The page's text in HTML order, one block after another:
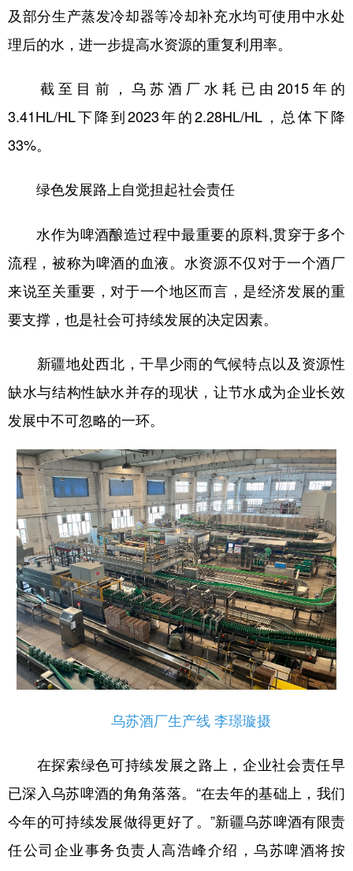
及部分生产蒸发冷却器等冷却补充水均可使用中水处
理后的水，进一步提高水资源的重复利用率。
截至目前，乌苏酒厂水耗已由2015年的
3.41HL/HL下降到2023年的2.28HL/HL，总体下降
33%。
绿色发展路上自觉担起社会责任
水作为啤酒酿造过程中最重要的原料,贯穿于多个
流程，被称为啤酒的血液。水资源不仅对于一个酒厂
来说至关重要，对于一个地区而言，是经济发展的重
要支撑，也是社会可持续发展的决定因素。
新疆地处西北，干旱少雨的气候特点以及资源性
缺水与结构性缺水并存的现状，让节水成为企业长效
发展中不可忽略的一环。
乌苏酒厂生产线 李璟璇摄
在探索绿色可持续发展之路上，企业社会责任早
已深入乌苏啤酒的角角落落。“在去年的基础上，我们
今年的可持续发展做得更好了。”新疆乌苏啤酒有限责
任公司企业事务负责人高浩峰介绍，乌苏啤酒将按